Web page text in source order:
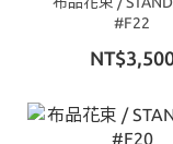
#F22